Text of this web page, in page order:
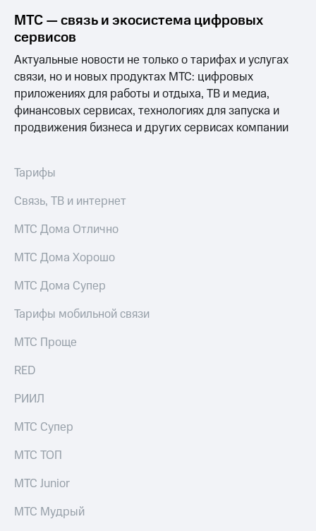
МТС — связь и экосистема цифровых
сервисов
Актуальные новости не только о тарифах и услугах
связи, но и новых продуктах МТС: цифровых
приложениях для работы и отдыха, ТВ и медиа,
финансовых сервисах, технологиях для запуска и
продвижения бизнеса и других сервисах компании
Тарифы
Связь, ТВ и интернет
МТС Дома Отлично
МТС Дома Хорошо
МТС Дома Супер
Тарифы мобильной связи
МТС Проще
RED
РИИЛ
МТС Супер
МТС ТОП
МТС Junior
МТС Мудрый